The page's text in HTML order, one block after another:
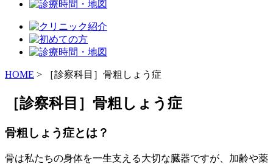
HOME > ［診察科目］骨粗しょう症
［診察科目］骨粗しょう症
骨粗しょう症とは？
骨は私たちの身体を一生支える大切な臓器ですが、加齢や薬